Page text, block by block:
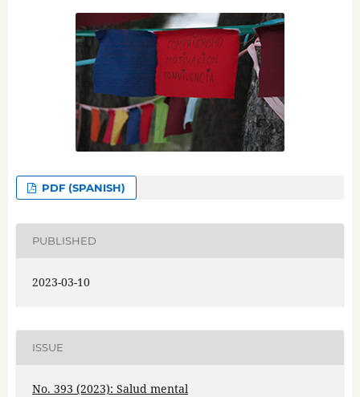
PDF (SPANISH)
PUBLISHED
2023-03-10
ISSUE
No. 393 (2023): Salud mental